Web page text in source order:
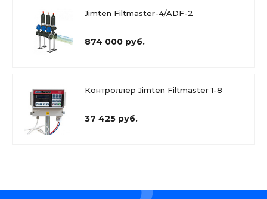
Jimten Filtmaster-4/ADF-2
874 000 руб.
Контроллер Jimten Filtmaster 1-8
37 425 руб.